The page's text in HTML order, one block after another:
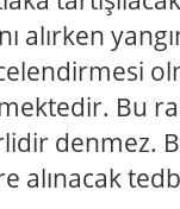
alırken
Bu
denmez.